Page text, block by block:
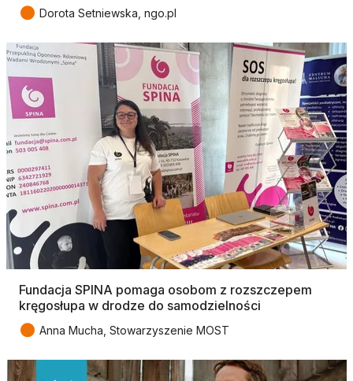
● Dorota Setniewska, ngo.pl
Fundacja SPINA pomaga osobom z rozszczepem
kręgosłupa w drodze do samodzielności
● Anna Mucha, Stowarzyszenie MOST